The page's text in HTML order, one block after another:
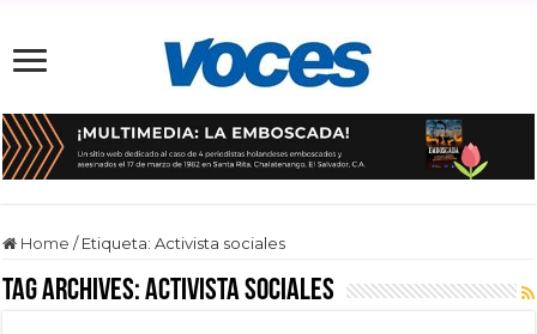
Home / Etiqueta:Activista sociales
Tag Archives:Activista sociales